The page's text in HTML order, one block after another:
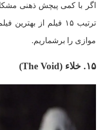
اگر با کمی پیچش ذهنی مشکلی
ترتیب ۱۵ فیلم از
موازی را برشماریم.
۱۵. خلاء (The Void)